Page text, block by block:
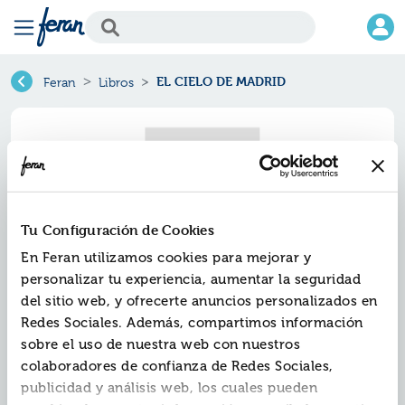
Tu Configuración de Cookies
En Feran utilizamos cookies para mejorar y
personalizar tu experiencia, aumentar la seguridad
del sitio web, y ofrecerte anuncios personalizados en
Redes Sociales. Además, compartimos información
sobre el uso de nuestra web con nuestros
colaboradores de confianza de Redes Sociales,
publicidad y análisis web, los cuales pueden
Feran Libros EL CIELO DE MADRID
El cielo de madrid
Ref.ZPC-N1935
ISBN:9788466319355